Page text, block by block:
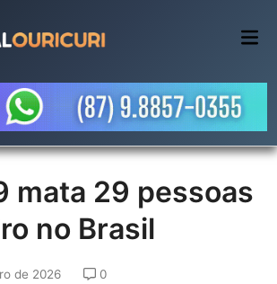
mata 29 pessoas
no Brasil
de 2026 0